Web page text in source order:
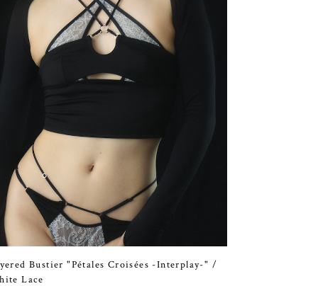
Bustier "Pétales Croisées -Interplay-" /
Lace